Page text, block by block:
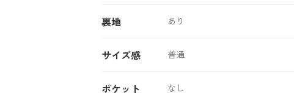
裏地 あり
サイズ感 普通
ポケット なし